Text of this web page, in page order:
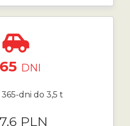
DNI
dni do 3,5 t
PLN